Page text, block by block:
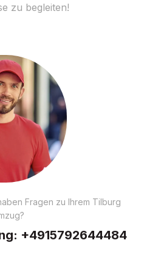
zu begleiten!
Fragen zu Ihrem Tilburg
+4915792644484